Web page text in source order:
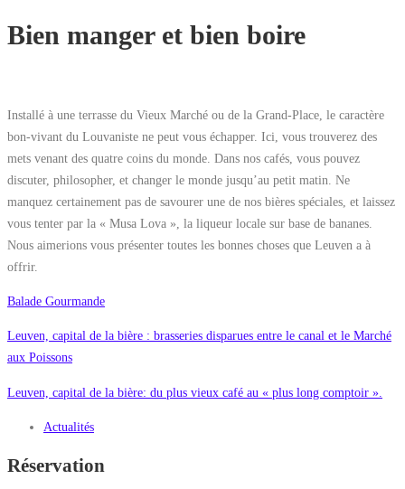
Bien manger et bien boire
Installé à une terrasse du Vieux Marché ou de la Grand-Place, le caractère
bon-vivant du Louvaniste ne peut vous échapper. Ici, vous trouverez des
mets venant des quatre coins du monde. Dans nos cafés, vous pouvez
discuter, philosopher, et changer le monde jusqu’au petit matin. Ne
manquez certainement pas de savourer une de nos bières spéciales, et laissez
vous tenter par la « Musa Lova », la liqueur locale sur base de bananes.
Nous aimerions vous présenter toutes les bonnes choses que Leuven a à
offrir.
Balade Gourmande
Leuven, capital de la bière : brasseries disparues entre le canal et le Marché
aux Poissons
Leuven, capital de la bière: du plus vieux café au « plus long comptoir ».
Actualités
Réservation